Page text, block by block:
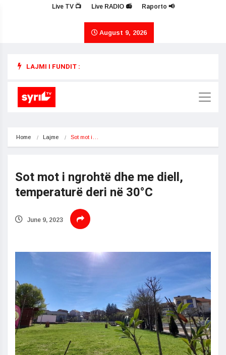
Live TV 📺 Live RADIO 📻 Raporto 📢
August 9, 2026
LAJMI I FUNDIT :
Home Lajme Sot mot i…
Sot mot i ngrohtë dhe me diell,
temperaturë deri në 30°C
June 9, 2023